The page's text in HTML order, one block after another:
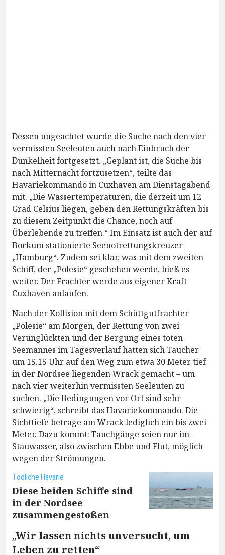
Dessen ungeachtet wurde die Suche nach den vier
vermissten Seeleuten auch nach Einbruch der
Dunkelheit fortgesetzt. „Geplant ist, die Suche bis
nach Mitternacht fortzusetzen“, teilte das
Havariekommando in Cuxhaven am Dienstagabend
mit. „Die Wassertemperaturen, die derzeit um 12
Grad Celsius liegen, geben den Rettungskräften bis
zu diesem Zeitpunkt die Chance, noch auf
Überlebende zu treffen.“ Im Einsatz ist auch der auf
Borkum stationierte Seenotrettungskreuzer
„Hamburg“. Zudem sei klar, was mit dem zweiten
Schiff, der „Polesie“ geschehen werde, hieß es
weiter. Der Frachter werde aus eigener Kraft
Cuxhaven anlaufen.
Nach der Kollision mit dem Schüttgutfrachter
„Polesie“ am Morgen, der Rettung von zwei
Verunglückten und der Bergung eines toten
Seemannes im Tagesverlauf hatten sich Taucher
um 15.15 Uhr auf den Weg zum etwa 30 Meter tief
in der Nordsee liegenden Wrack gemacht – um
nach vier weiterhin vermissten Seeleuten zu
suchen. „Die Bedingungen vor Ort sind sehr
schwierig“, schreibt das Havariekommando. Die
Sichttiefe betrage am Wrack lediglich ein bis zwei
Meter. Dazu kommt: Tauchgänge seien nur im
Stauwasser, also zwischen Ebbe und Flut, möglich –
wegen der Strömungen.
Tödliche Havarie
Diese beiden Schiffe sind
in der Nordsee
zusammengestoßen
„Wir lassen nichts unversucht, um
Leben zu retten“